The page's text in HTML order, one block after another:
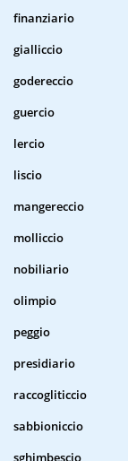
finanziario
gialliccio
godereccio
guercio
lercio
liscio
mangereccio
molliccio
nobiliario
olimpio
peggio
presidiario
raccogliticcio
sabbioniccio
sghimbescio